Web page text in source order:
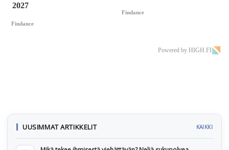
2027
Findance
Findance
Powered by HIGH.FI
UUSIMMAT ARTIKKELIT KAIKKI